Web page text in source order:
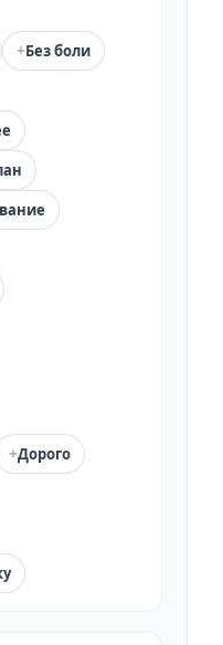
+Без боли
+Дорого